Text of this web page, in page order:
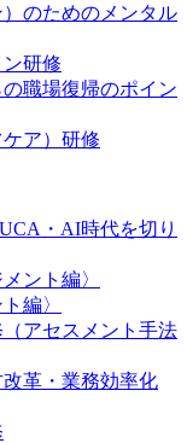
のためのメンタル
研修
職場復帰のポイン
ア）研修
・AI時代を切り
ント編〉
編〉
アセスメント手法
革・業務効率化